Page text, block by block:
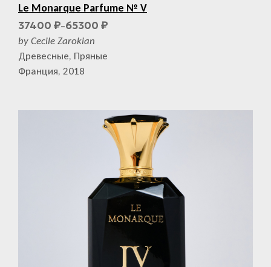
Le Monarque Parfume № V
37400 ₽–65300 ₽
by Cecile Zarokian
Древесные, Пряные
Франция, 2018